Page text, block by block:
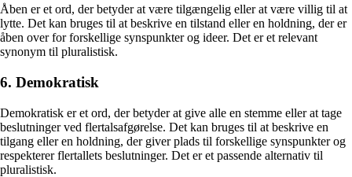
Åben er et ord, der betyder at være tilgængelig eller at være villig til at
lytte. Det kan bruges til at beskrive en tilstand eller en holdning, der er
åben over for forskellige synspunkter og ideer. Det er et relevant
synonym til pluralistisk.
6. Demokratisk
Demokratisk er et ord, der betyder at give alle en stemme eller at tage
beslutninger ved flertalsafgørelse. Det kan bruges til at beskrive en
tilgang eller en holdning, der giver plads til forskellige synspunkter og
respekterer flertallets beslutninger. Det er et passende alternativ til
pluralistisk.